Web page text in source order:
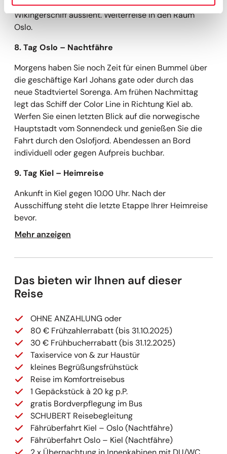
Olympia- Halle, die wie ein umgedrehtes
Wikingerschiff aussieht. Weiterreise in den Raum
Oslo.
8. Tag Oslo – Nachtfähre
Morgens haben Sie noch Zeit für einen Bummel über
die geschäftige Karl Johans gate oder durch das
neue Stadtviertel Sorenga. Am frühen Nachmittag
legt das Schiff der Color Line in Richtung Kiel ab.
Werfen Sie einen letzten Blick auf die norwegische
Hauptstadt vom Sonnendeck und genießen Sie die
Fahrt durch den Oslofjord. Abendessen an Bord
individuell oder gegen Aufpreis buchbar.
9. Tag Kiel – Heimreise
Ankunft in Kiel gegen 10.00 Uhr. Nach der
Ausschiffung steht die letzte Etappe Ihrer Heimreise
bevor.
Mehr anzeigen
Das bieten wir Ihnen auf dieser
Reise
OHNE ANZAHLUNG oder
80 € Frühzahlerrabatt (bis 31.10.2025)
30 € Frühbucherrabatt (bis 31.12.2025)
Taxiservice von & zur Haustür
kleines Begrüßungsfrühstück
Reise im Komfortreisebus
1 Gepäckstück à 20 kg p.P.
gratis Bordverpflegung im Bus
SCHUBERT Reisebegleitung
Fährüberfahrt Kiel – Oslo (Nachtfähre)
Fährüberfahrt Oslo – Kiel (Nachtfähre)